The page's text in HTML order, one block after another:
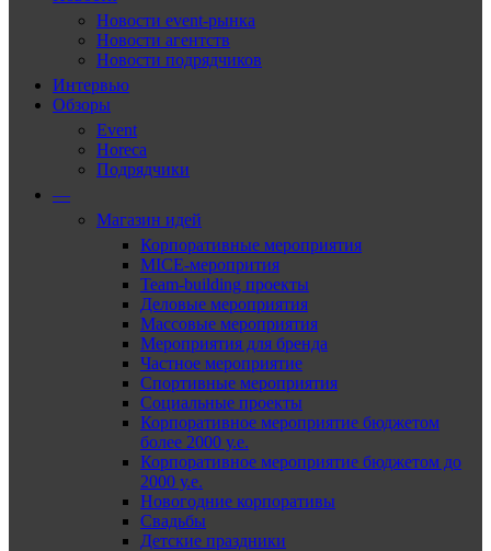
Новости event-рынка
Новости агентств
Новости подрядчиков
Интервью
Обзоры
Event
Horeca
Подрядчики
—
Магазин идей
Корпоративные мероприятия
MICE-меропрития
Team-building проекты
Деловые мероприятия
Массовые мероприятия
Мероприятия для бренда
Частное мероприятие
Спортивные мероприятия
Социальные проекты
Корпоративное мероприятие бюджетом
более 2000 у.е.
Корпоративное мероприятие бюджетом до
2000 у.е.
Новогодние корпоративы
Свадьбы
Детские праздники